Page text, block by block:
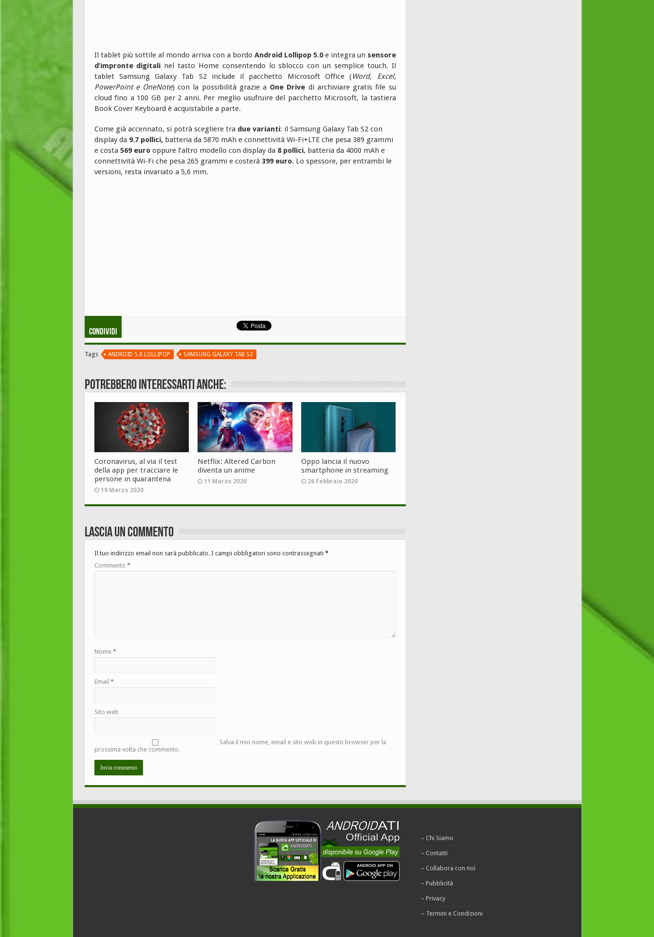
Il tablet più sottile al mondo arriva con a bordo Android Lollipop 5.0e integra un sensore
d’impronte digitali nel tasto Home consentendo lo sblocco con un semplice touch. Il
tablet Samsung Galaxy Tab S2 include il pacchetto Microsoft Office (Word, Excel,
PowerPoint e OneNote) con la possibilità grazie a One Drive di archiviare gratis file su
cloud fino a 100 GB per 2 anni. Per meglio usufruire del pacchetto Microsoft, la tastiera
Book Cover Keyboard è acquistabile a parte.
Come già accennato, si potrà scegliere tra due varianti: il Samsung Galaxy Tab S2 con
display da 9.7 pollici,batteria da 5870 mAh e connettività Wi-Fi+LTE che pesa 389 grammi
e costa 569 eurooppure l’altro modello con display da 8 pollici, batteria da 4000 mAh e
connettività Wi-Fi che pesa 265 grammi e costerà 399 euro. Lo spessore, per entrambi le
versioni, resta invariato a 5,6 mm.
Condividi
Tags ANDROID 5.0 LOLLIPOP SAMSUNG GALAXY TAB S2
Potrebbero interessarti anche:
Coronavirus, al via il test
della app per tracciare le
persone in quarantena
19 Marzo 2020
Netflix: Altered Carbon
diventa un anime
11 Marzo 2020
Oppo lancia il nuovo
smartphone in streaming
26 Febbraio 2020
Lascia un commento
Il tuo indirizzo email non sarà pubblicato. I campi obbligatori sono contrassegnati *
Commento *
Nome *
Email *
Sito web
Salva il mio nome, email e sito web in questo browser per la
prossima volta che commento.
– Chi Siamo
– Contatti
– Collabora con noi
– Pubblicità
– Privacy
– Termini e Condizioni